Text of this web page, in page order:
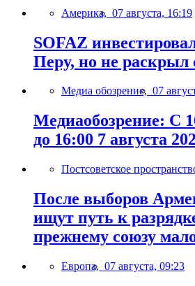
Америка, 07 августа, 16:19
SOFAZ
Перу, но не раскрыл
Медиа обозрение, 07
Медиаобозрение: С
до 16:00 7 августа
Постсоветское
После выборов
ищут путь к
прежнему союзу
Европа, 07 августа, 09:23